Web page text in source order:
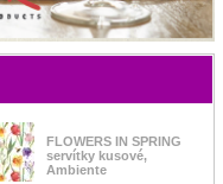
FLOWERS IN SPRING
servítky kusové,
Ambiente